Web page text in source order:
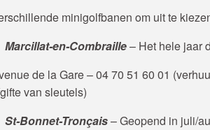
minigolfbanen om uit te
Marcillat-en-Combraille– Het hele jaar
de la Gare – 04 70 51 60 01
van sleutels)
St-Bonnet-Tronçais– Geopend in juli/